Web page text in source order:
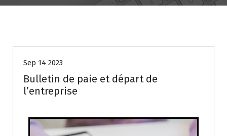
Sep 14 2023
Bulletin de paie et départ de
l’entreprise